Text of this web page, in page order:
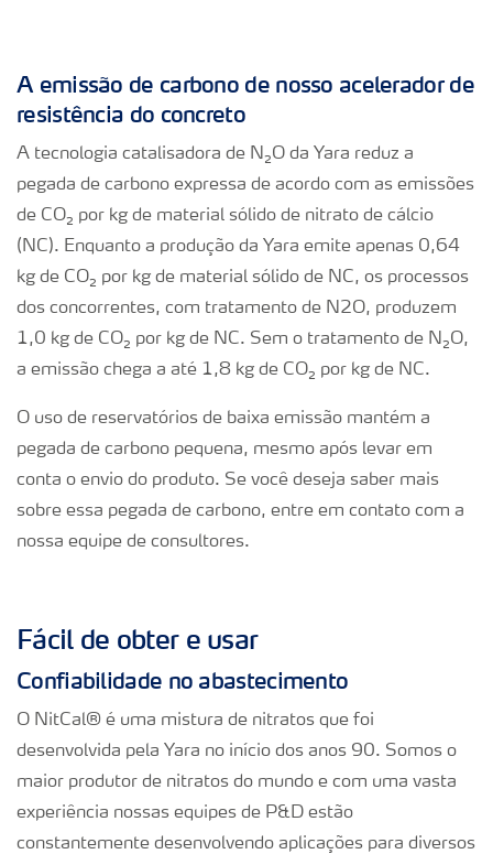
A emissão de carbono de nosso acelerador de
resistência do concreto
A tecnologia catalisadora de N₂O da Yara reduz a
pegada de carbono expressa de acordo com as emissões
de CO₂ por kg de material sólido de nitrato de cálcio
(NC). Enquanto a produção da Yara emite apenas 0,64
kg de CO₂ por kg de material sólido de NC, os processos
dos concorrentes, com tratamento de N 2O, produzem
1,0 kg de CO₂ por kg de NC. Sem o tratamento de N₂O,
a emissão chega a até 1,8 kg de CO₂ por kg de NC.
O uso de reservatórios de baixa emissão mantém a
pegada de carbono pequena, mesmo após levar em
conta o envio do produto. Se você deseja saber mais
sobre essa pegada de carbono, entre em contato com a
nossa equipe de consultores.
Fácil de obter e usar
Confiabilidade no abastecimento
O NitCal® é uma mistura de nitratos que foi
desenvolvida pela Yara no início dos anos 90. Somos o
maior produtor de nitratos do mundo e com uma vasta
experiência nossas equipes de P&D estão
constantemente desenvolvendo aplicações para diversos